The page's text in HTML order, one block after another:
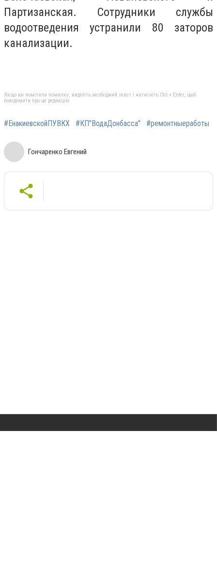
Партизанская. Сотрудники службы
водоотведения устранили 80 заторов
канализации.
Якщо ви помітили помилку, виділіть необхідний текст і натисніть Ctrl + Enter, щоб
повідомити про це редакцію
#ЕнакиевскойПУВКХ #КП"ВодаДонбасса" #ремонтныеработы
Гончаренко Евгений